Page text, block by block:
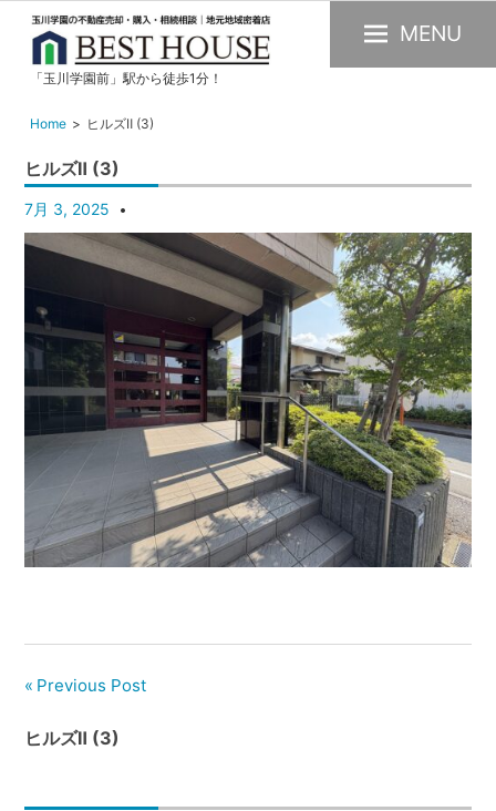
玉
川
園
の
不
産
購
入・
売
却・
賃
貸・
理
｜
密
着
HOUSE
「玉川学園前」駅から徒歩1分！
MENU
Home ヒルズⅡ (3)
ヒルズⅡ (3)
7月 3, 2025
Previous Post
ヒルズⅡ (3)